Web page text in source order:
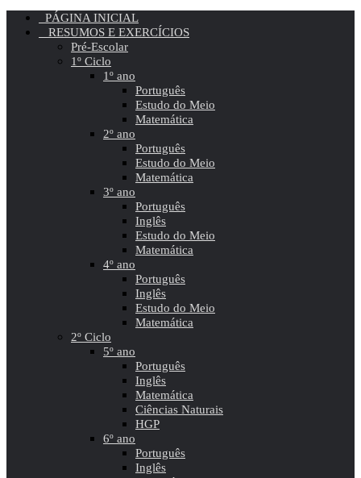
PÁGINA INICIAL
RESUMOS E EXERCÍCIOS
Pré-Escolar
1º Ciclo
1º ano
Português
Estudo do Meio
Matemática
2º ano
Português
Estudo do Meio
Matemática
3º ano
Português
Inglês
Estudo do Meio
Matemática
4º ano
Português
Inglês
Estudo do Meio
Matemática
2º Ciclo
5º ano
Português
Inglês
Matemática
Ciências Naturais
HGP
6º ano
Português
Inglês